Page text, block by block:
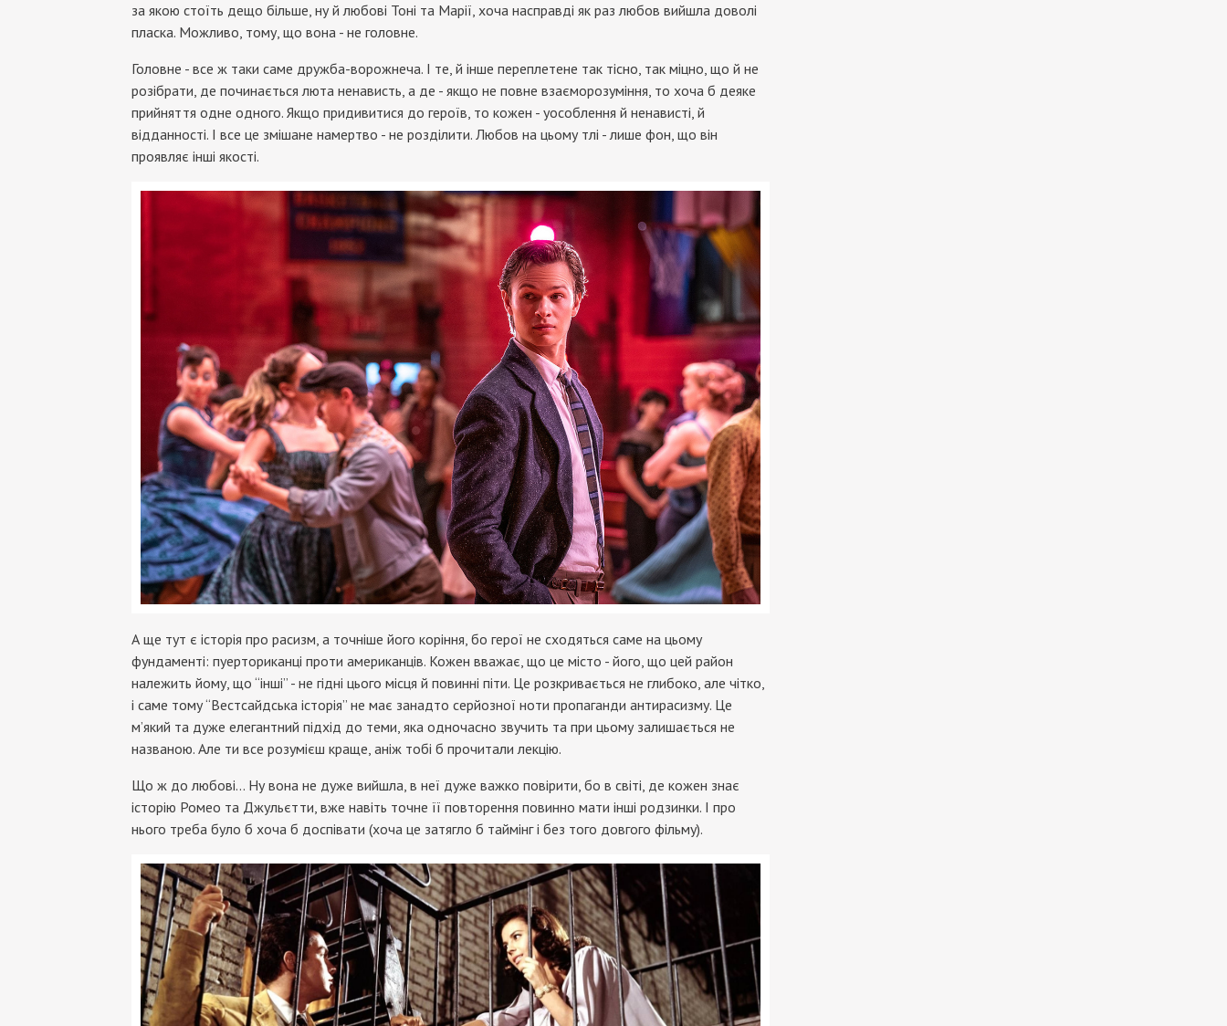
за якою стоїть дещо більше, ну й любові Тоні та Марії, хоча насправді як раз любов вийшла доволі
пласка. Можливо, тому, що вона - не головне.
Головне - все ж таки саме дружба-ворожнеча. І те, й інше переплетене так тісно, так міцно, що й не
розібрати, де починається люта ненависть, а де - якщо не повне взаєморозуміння, то хоча б деяке
прийняття одне одного. Якщо придивитися до героїв, то кожен - уособлення й ненависті, й
відданності. І все це змішане намертво - не розділити. Любов на цьому тлі - лише фон, що він
проявляє інші якості.
А ще тут є історія про расизм, а точніше його коріння, бо герої не сходяться саме на цьому
фундаменті: пуерториканці проти американців. Кожен вважає, що це місто - його, що цей район
належить йому, що “інші” - не гідні цього місця й повинні піти. Це розкривається не глибоко, але чітко,
і саме тому “Вестсайдська історія” не має занадто серйозної ноти пропаганди антирасизму. Це
м’який та дуже елегантний підхід до теми, яка одночасно звучить та при цьому залишається не
названою. Але ти все розумієш краще, аніж тобі б прочитали лекцію.
Що ж до любові... Ну вона не дуже вийшла, в неї дуже важко повірити, бо в світі, де кожен знає
історію Ромео та Джульєтти, вже навіть точне її повторення повинно мати інші родзинки. І про
нього треба було б хоча б доспівати (хоча це затягло б таймінг і без того довгого фільму).